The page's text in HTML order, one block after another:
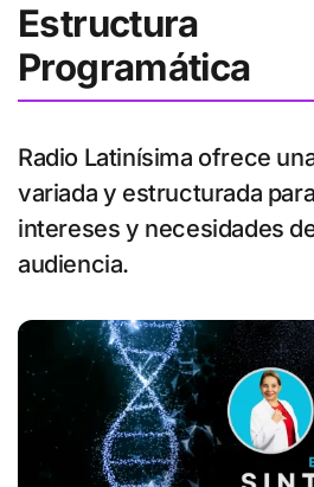
Estructura
Programática
Radio Latinísima ofrece
variada y estructurada
intereses y necesidades
audiencia.